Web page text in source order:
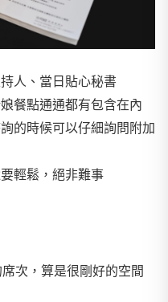
人、當日貼心秘書
餐點通通都有包含在內
的時候可以仔細詢問附加
輕鬆，絕非難事
次，算是很剛好的空間